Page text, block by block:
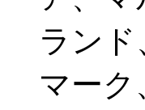
ラン
マー